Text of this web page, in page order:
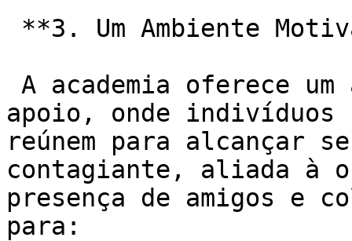
apoio, onde indivíduos
reúnem para alcançar
contagiante, aliada à
presença de amigos e
para: